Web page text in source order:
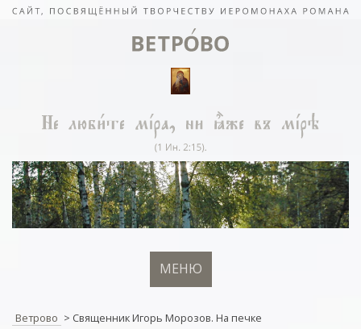
МЕНЮ
Ветрово > Священник Игорь Морозов. На печке